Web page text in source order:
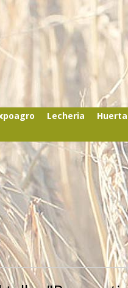
Lecheria